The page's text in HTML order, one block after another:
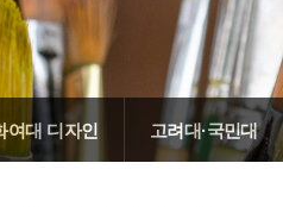
여대 디자인 고려대·국민대